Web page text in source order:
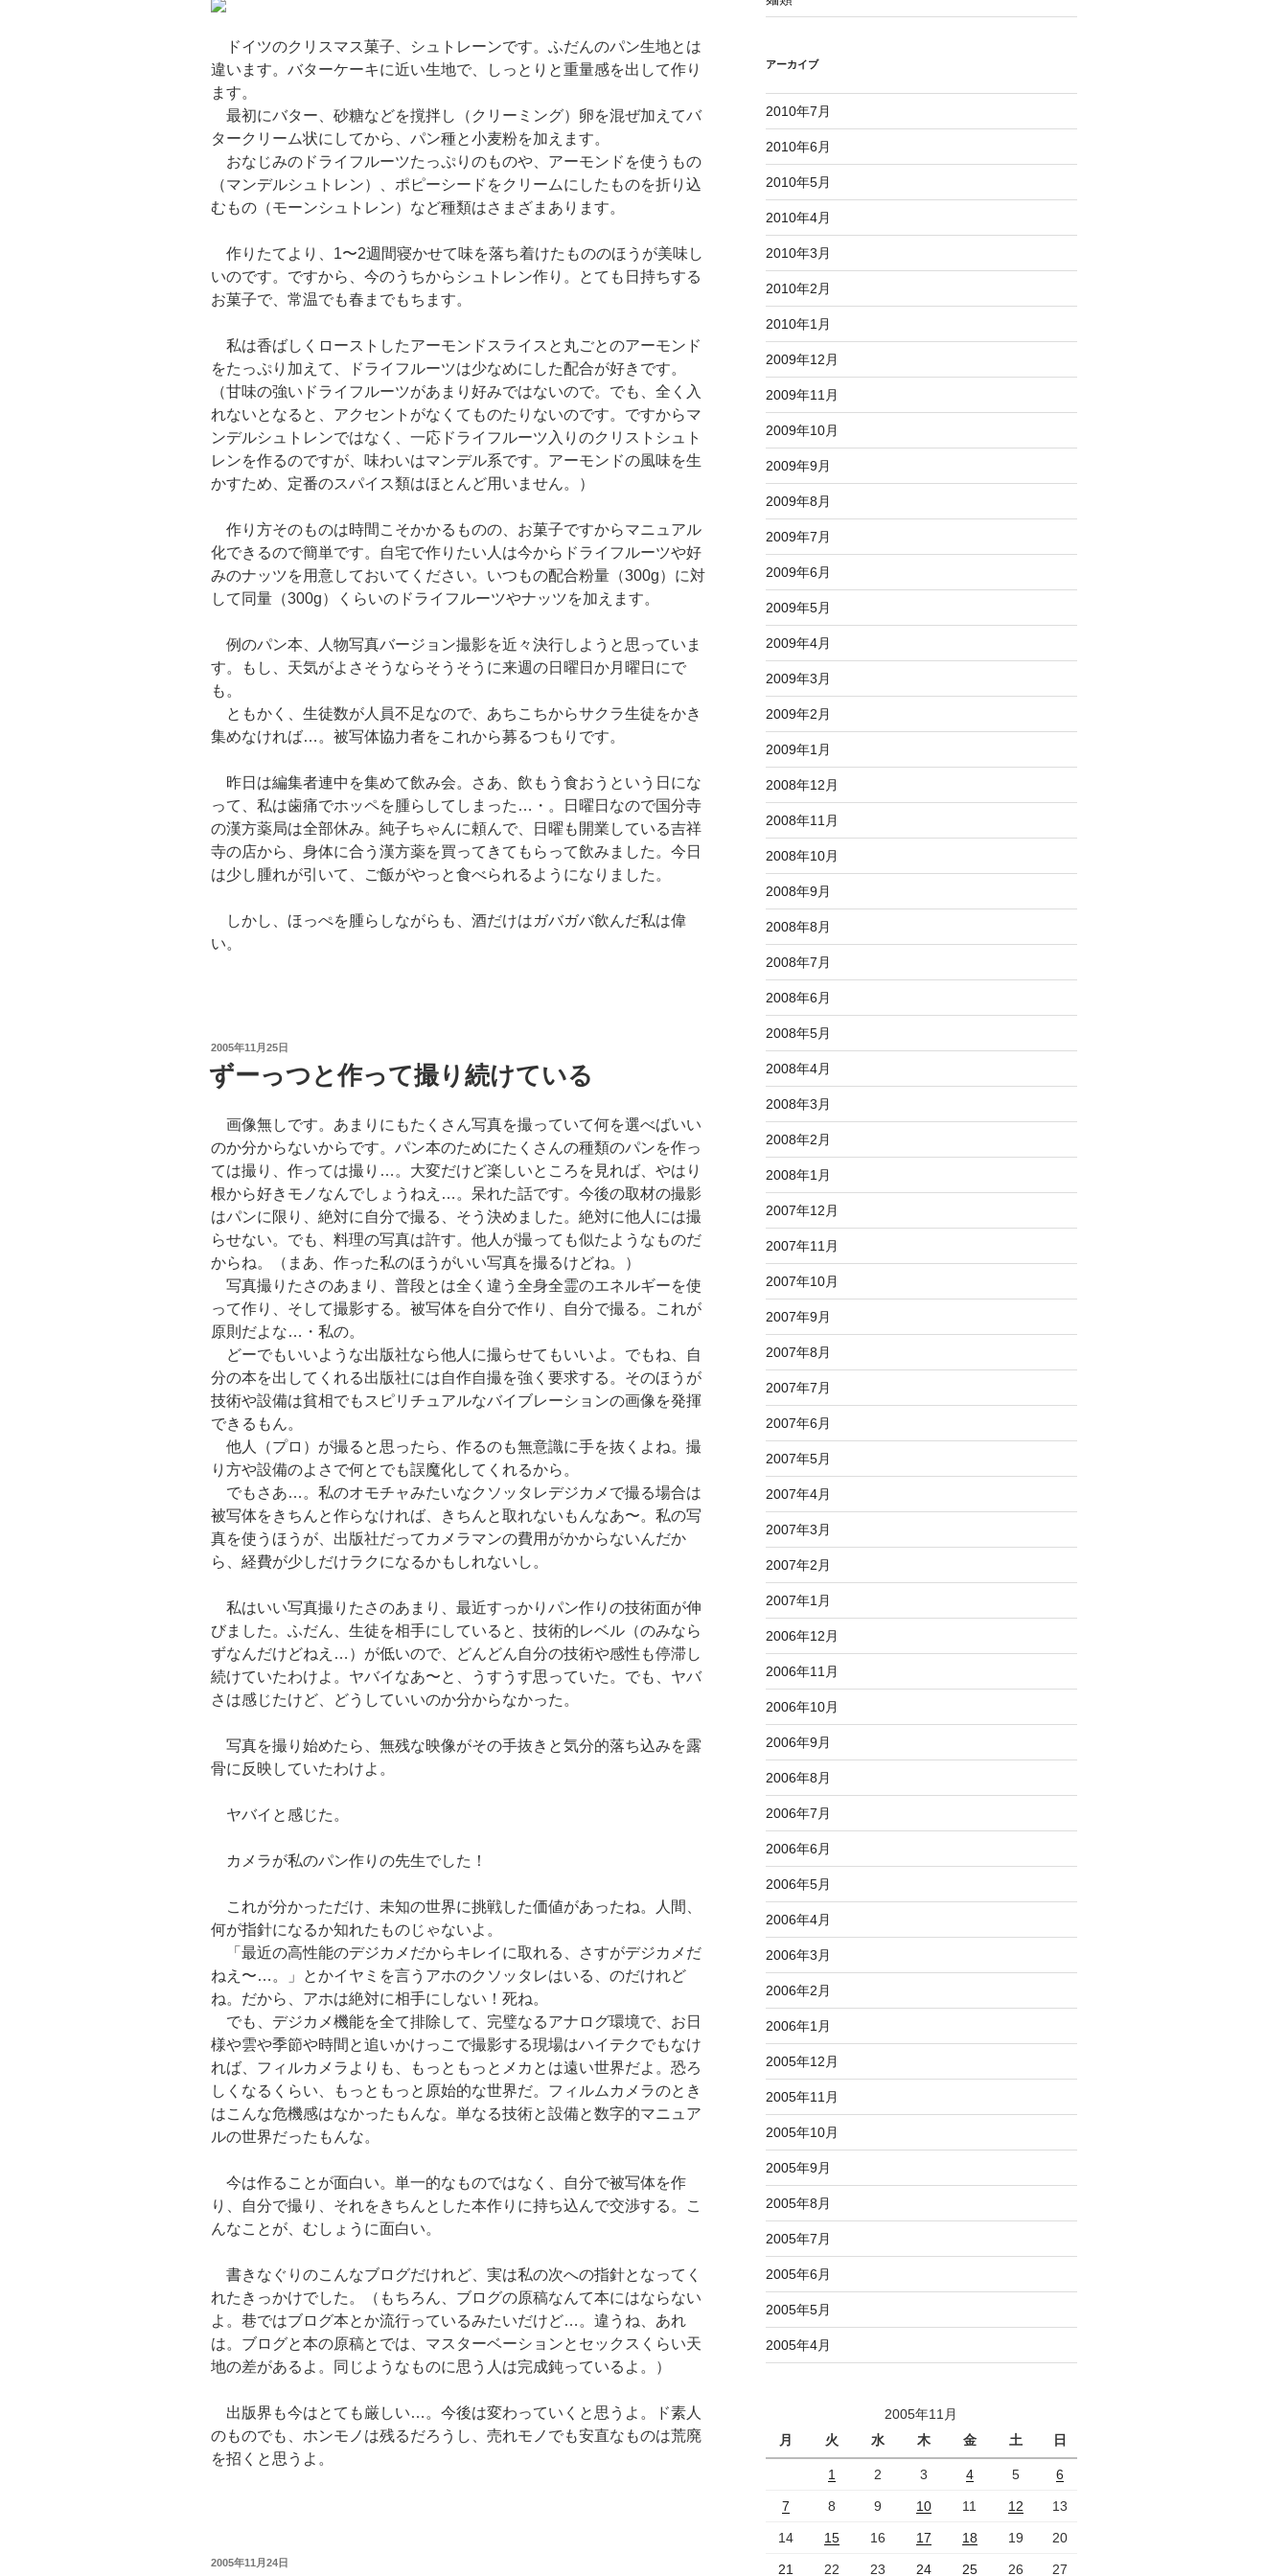
ドイツのクリスマス菓子、シュトレーンです。ふだんのパン生地とは
違います。バターケーキに近い生地で、しっとりと重量感を出して作り
ます。
最初にバター、砂糖などを撹拌し（クリーミング）卵を混ぜ加えてバ
タークリーム状にしてから、パン種と小麦粉を加えます。
おなじみのドライフルーツたっぷりのものや、アーモンドを使うもの
（マンデルシュトレン）、ポピーシードをクリームにしたものを折り込
むもの（モーンシュトレン）など種類はさまざまあります。
作りたてより、1〜2週間寝かせて味を落ち着けたもののほうが美味し
いのです。ですから、今のうちからシュトレン作り。とても日持ちする
お菓子で、常温でも春までもちます。
私は香ばしくローストしたアーモンドスライスと丸ごとのアーモンド
をたっぷり加えて、ドライフルーツは少なめにした配合が好きです。
（甘味の強いドライフルーツがあまり好みではないので。でも、全く入
れないとなると、アクセントがなくてものたりないのです。ですからマ
ンデルシュトレンではなく、一応ドライフルーツ入りのクリストシュト
レンを作るのですが、味わいはマンデル系です。アーモンドの風味を生
かすため、定番のスパイス類はほとんど用いません。）
作り方そのものは時間こそかかるものの、お菓子ですからマニュアル
化できるので簡単です。自宅で作りたい人は今からドライフルーツや好
みのナッツを用意しておいてください。いつもの配合粉量（300g）に対
して同量（300g）くらいのドライフルーツやナッツを加えます。
例のパン本、人物写真バージョン撮影を近々決行しようと思っていま
す。もし、天気がよさそうならそうそうに来週の日曜日か月曜日にで
も。
ともかく、生徒数が人員不足なので、あちこちからサクラ生徒をかき
集めなければ…。被写体協力者をこれから募るつもりです。
昨日は編集者連中を集めて飲み会。さあ、飲もう食おうという日にな
って、私は歯痛でホッペを腫らしてしまった…・。日曜日なので国分寺
の漢方薬局は全部休み。純子ちゃんに頼んで、日曜も開業している吉祥
寺の店から、身体に合う漢方薬を買ってきてもらって飲みました。今日
は少し腫れが引いて、ご飯がやっと食べられるようになりました。
しかし、ほっぺを腫らしながらも、酒だけはガバガバ飲んだ私は偉
い。
投
日:
2005年11月25日
ずーっつと作って撮り続けている
画像無しです。あまりにもたくさん写真を撮っていて何を選べばいい
のか分からないからです。パン本のためにたくさんの種類のパンを作っ
ては撮り、作っては撮り…。大変だけど楽しいところを見れば、やはり
根から好きモノなんでしょうねえ…。呆れた話です。今後の取材の撮影
はパンに限り、絶対に自分で撮る、そう決めました。絶対に他人には撮
らせない。でも、料理の写真は許す。他人が撮っても似たようなものだ
からね。（まあ、作った私のほうがいい写真を撮るけどね。）
写真撮りたさのあまり、普段とは全く違う全身全霊のエネルギーを使
って作り、そして撮影する。被写体を自分で作り、自分で撮る。これが
原則だよな…・私の。
どーでもいいような出版社なら他人に撮らせてもいいよ。でもね、自
分の本を出してくれる出版社には自作自撮を強く要求する。そのほうが
技術や設備は貧相でもスピリチュアルなバイブレーションの画像を発揮
できるもん。
他人（プロ）が撮ると思ったら、作るのも無意識に手を抜くよね。撮
り方や設備のよさで何とでも誤魔化してくれるから。
でもさあ…。私のオモチャみたいなクソッタレデジカメで撮る場合は
被写体をきちんと作らなければ、きちんと取れないもんなあ〜。私の写
真を使うほうが、出版社だってカメラマンの費用がかからないんだか
ら、経費が少しだけラクになるかもしれないし。
私はいい写真撮りたさのあまり、最近すっかりパン作りの技術面が伸
びました。ふだん、生徒を相手にしていると、技術的レベル（のみなら
ずなんだけどねえ…）が低いので、どんどん自分の技術や感性も停滞し
続けていたわけよ。ヤバイなあ〜と、うすうす思っていた。でも、ヤバ
さは感じたけど、どうしていいのか分からなかった。
写真を撮り始めたら、無残な映像がその手抜きと気分的落ち込みを露
骨に反映していたわけよ。
ヤバイと感じた。
カメラが私のパン作りの先生でした！
これが分かっただけ、未知の世界に挑戦した価値があったね。人間、
何が指針になるか知れたものじゃないよ。
「最近の高性能のデジカメだからキレイに取れる、さすがデジカメだ
ねえ〜…。」とかイヤミを言うアホのクソッタレはいる、のだけれど
ね。だから、アホは絶対に相手にしない！死ね。
でも、デジカメ機能を全て排除して、完璧なるアナログ環境で、お日
様や雲や季節や時間と追いかけっこで撮影する現場はハイテクでもなけ
れば、フィルカメラよりも、もっともっとメカとは遠い世界だよ。恐ろ
しくなるくらい、もっともっと原始的な世界だ。フィルムカメラのとき
はこんな危機感はなかったもんな。単なる技術と設備と数字的マニュア
ルの世界だったもんな。
今は作ることが面白い。単一的なものではなく、自分で被写体を作
り、自分で撮り、それをきちんとした本作りに持ち込んで交渉する。こ
んなことが、むしょうに面白い。
書きなぐりのこんなブログだけれど、実は私の次への指針となってく
れたきっかけでした。（もちろん、ブログの原稿なんて本にはならない
よ。巷ではブログ本とか流行っているみたいだけど…。違うね、あれ
は。ブログと本の原稿とでは、マスターベーションとセックスくらい天
地の差があるよ。同じようなものに思う人は完成鈍っているよ。）
出版界も今はとても厳しい…。今後は変わっていくと思うよ。ド素人
のものでも、ホンモノは残るだろうし、売れモノでも安直なものは荒廃
を招くと思うよ。
投
2005年11月24日
アーカイブ
2010年7月
2010年6月
2010年5月
2010年4月
2010年3月
2010年2月
2010年1月
2009年12月
2009年11月
2009年10月
2009年9月
2009年8月
2009年7月
2009年6月
2009年5月
2009年4月
2009年3月
2009年2月
2009年1月
2008年12月
2008年11月
2008年10月
2008年9月
2008年8月
2008年7月
2008年6月
2008年5月
2008年4月
2008年3月
2008年2月
2008年1月
2007年12月
2007年11月
2007年10月
2007年9月
2007年8月
2007年7月
2007年6月
2007年5月
2007年4月
2007年3月
2007年2月
2007年1月
2006年12月
2006年11月
2006年10月
2006年9月
2006年8月
2006年7月
2006年6月
2006年5月
2006年4月
2006年3月
2006年2月
2006年1月
2005年12月
2005年11月
2005年10月
2005年9月
2005年8月
2005年7月
2005年6月
2005年5月
2005年4月
2005年11月
月
火 水 木 金 土 日
1 2 3 4 5 6
7 8 9 10 11 12 13
14 15 16 17 18 19 20
21 22 23 24 25 26 27